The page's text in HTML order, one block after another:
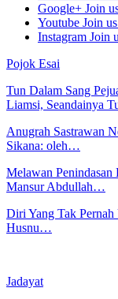
Google+ Join
Youtube Join
Instagram Join
Pojok Esai
Tun Dalam Sang
Liamsi, Seandainya
Anugrah Sastrawan
Sikana: oleh…
Melawan
Mansur Abdullah…
Diri Yang Tak
Husnu…
Jadayat